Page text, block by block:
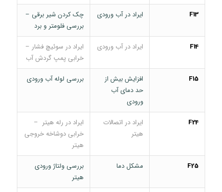
F13
ایراد در آب ورودی
چک کردن شیر برقی –
بررسی فلومتر و برد
F14
ایراد در آب ورودی
ایراد در سوئیچ فشار –
خرابی پمپ گردش آب
F15
افزایش بیش از
حد دمای آب
ورودی
بررسی لوله آب ورودی
F24
ایراد در اتصالات
هیتر
ایراد در رله هیتر –
خرابی دوشاخه خروجی
هیتر
F25
مشکل دما
بررسی ولتاژ ورودی
هیتر